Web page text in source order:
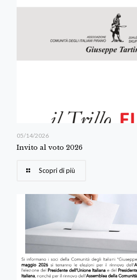
05/14/2026
Invito al voto 2026
Scopri di più